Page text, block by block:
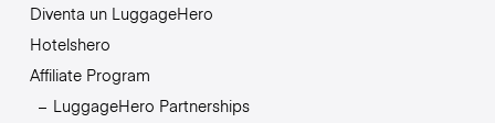
Diventa un LuggageHero
Hotelshero
Affiliate Program
LuggageHero Partnerships